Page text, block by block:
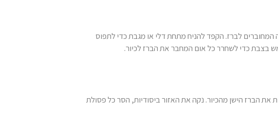
לברז. הקפד להניח מתחת דלי או מגבת כדי לתפוס
בצבת כדי לשחרר כל אום המחבר את הברז לכיור.
את הברז הישן מהכיור. נקה את האזור ביסודיות, הסר כל פסולת